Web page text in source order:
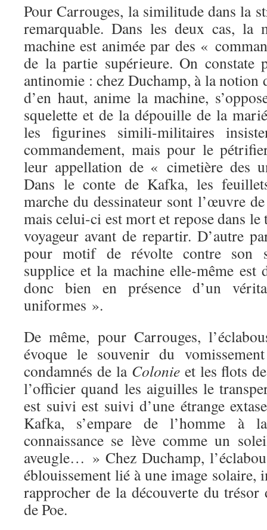
Pour Carrouges, la similitude dans la
remarquable. Dans les deux cas, la
machine est animée par des «
de la partie supérieure. On constate
antinomie : chez Duchamp, à la notion
d’en haut, anime la machine,
squelette et de la dépouille de la
les figurines simili-militaires
commandement, mais pour le
leur appellation de « cimetière des
Dans le conte de Kafka, les
marche du dessinateur sont l’œuvre
mais celui-ci est mort et repose dans
voyageur avant de repartir. D’autre
pour motif de révolte contre son
supplice et la machine elle-même est
donc bien en présence d’un
uniformes ».
De même, pour Carrouges,
évoque le souvenir du
condamnés de la Colonieet les flots
l’officier quand les aiguilles le
est suivi est suivi d’une étrange
Kafka, s’empare de l’homme à
connaissance se lève comme un
aveugle… » Chez Duchamp,
éblouissement lié à une image solaire,
rapprocher de la découverte du
de Poe.